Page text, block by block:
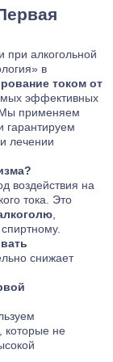
(после
удобному для
при алкогольной
в
током от
эффективных
Мы применяем
лечении
воздействия на
тока. Это
снижает
которые не